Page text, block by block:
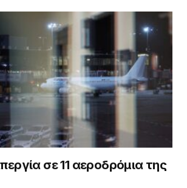
σε 11 αεροδρόμια της